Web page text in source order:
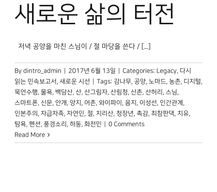
새로운 삶의 터전
저녁 공양을 마친 스님이 / 절 마당을 쓴다 / [...]
By dintro_admin 2017년 6월 13일 Categories: Legacy, 다시
읽는 민속보고서 , 새로운 시선 Tags: 감나무, 공양, 노마드, 농촌, 디지털,
묵언수행, 물욕, 백담산, 산, 산그림자, 산림청, 산촌, 산허리 , 스님,
스마트폰, 신문, 안개 , 양지 , 어촌, 와이파이 , 음지 , 이성선, 인간관계 ,
인본주의 , 자급자족, 자연인, 절, 지리산, 청장년, 촉감, 최참판댁, 치유,
탐욕, 펜션, 풍경소리 , 하동, 화전민
0 Comments
Read More